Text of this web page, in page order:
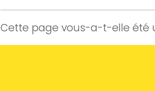
Cette page vous-a-t-elle été